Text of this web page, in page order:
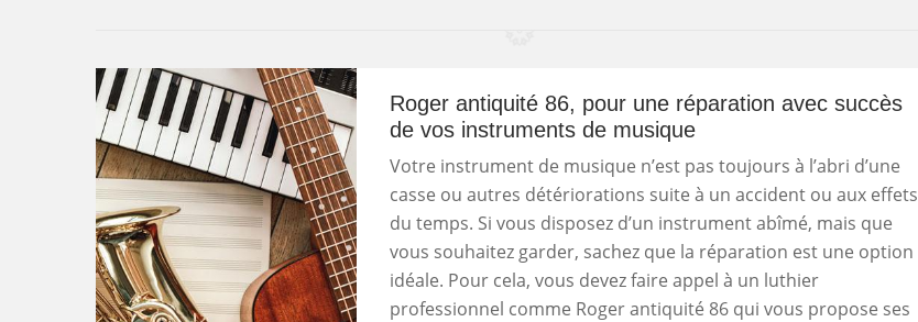
Roger antiquité 86, pour une réparation avec succès
de vos instruments de musique
Votre instrument de musique n’est pas toujours à l’abri d’une
casse ou autres détériorations suite à un accident ou aux effets
du temps. Si vous disposez d’un instrument abîmé, mais que
vous souhaitez garder, sachez que la réparation est une option
idéale. Pour cela, vous devez faire appel à un luthier
professionnel comme Roger antiquité 86 qui vous propose ses